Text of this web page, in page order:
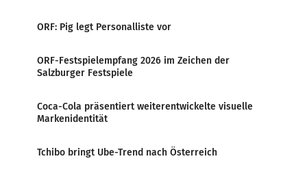
ORF: Pig legt Personalliste vor
ORF-Festspielempfang 2026 im Zeichen der
Salzburger Festspiele
Coca-Cola präsentiert weiterentwickelte visuelle
Markenidentität
Tchibo bringt Ube-Trend nach Österreich